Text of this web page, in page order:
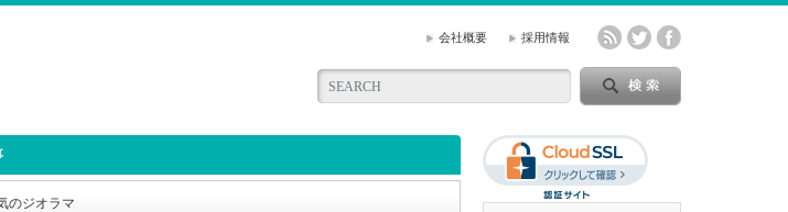
会社概要 採用情報
のジオラマ